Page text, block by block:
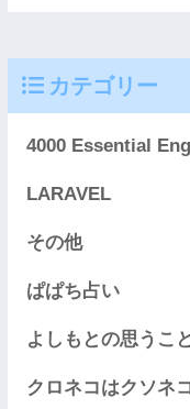
カテゴリー
4000 Essential
LARAVEL
その他
ぱぱち占い
よしもとの思うこと
クロネコはクソネ